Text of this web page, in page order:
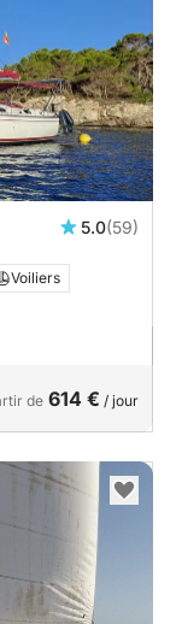
5.0(59)
Voiliers
de 614 € / jour